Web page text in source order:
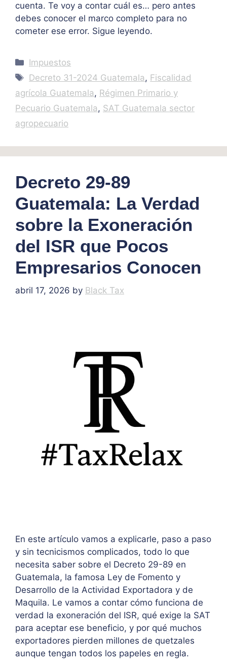
cuenta. Te voy a contar cuál es… pero antes
debes conocer el marco completo para no
cometer ese error. Sigue leyendo.
Categories
Impuestos
Tags
Decreto 31-2024 Guatemala, Fiscalidad
agrícola Guatemala, Régimen Primario y
Pecuario Guatemala, SAT Guatemala sector
agropecuario
Decreto 29-89
Guatemala: La Verdad
sobre la Exoneración
del ISR que Pocos
Empresarios Conocen
abril 17, 2026 by Black Tax
En este artículo vamos a explicarle, paso a paso
y sin tecnicismos complicados, todo lo que
necesita saber sobre el Decreto 29-89 en
Guatemala, la famosa Ley de Fomento y
Desarrollo de la Actividad Exportadora y de
Maquila. Le vamos a contar cómo funciona de
verdad la exoneración del ISR, qué exige la SAT
para aceptar ese beneficio, y por qué muchos
exportadores pierden millones de quetzales
aunque tengan todos los papeles en regla.